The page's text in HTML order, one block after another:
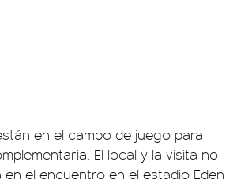
en el campo de juego para
El local y la visita no
el encuentro en el estadio Eden